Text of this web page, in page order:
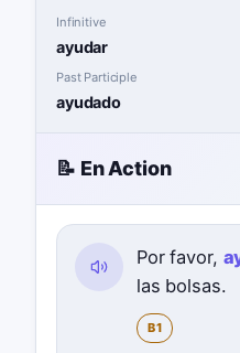
Infinitive
ayudar
Past Participle
ayudado
📝 En Action
Por favor,
las bolsas.
B1